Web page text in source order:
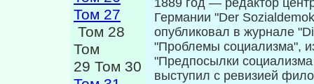
Том 27
Том 28
Том
29 Том 30
1889 год — редактор
Германии "Der
опубликовал в журнале
"Проблемы социализма",
"Предпосылки
выступил с ревизией